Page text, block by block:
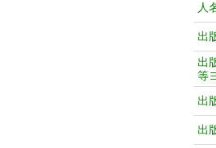
人
出
出
等
出
出